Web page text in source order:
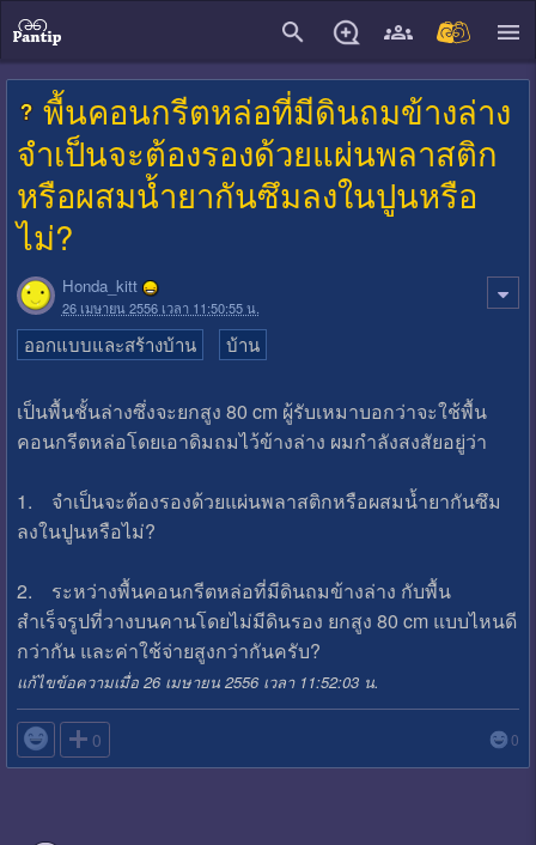
พื้นคอนกรีตหล่อที่มีดินถมข้างล่าง
จำเป็นจะต้องรองด้วยแผ่นพลาสติก
หรือผสมน้ำยากันซึมลงในปูนหรือ
ไม่?
Honda_kitt
26 เมษายน 2556 เวลา 11:50:55 น.
ออกแบบและสร้างบ้าน บ้าน
เป็นพื้นชั้นล่างซึ่งจะยกสูง 80 cm ผู้รับเหมาบอกว่าจะใช้พื้น
คอนกรีตหล่อโดยเอาดิมถมไว้ข้างล่าง ผมกำลังสงสัยอยู่ว่า
1. จำเป็นจะต้องรองด้วยแผ่นพลาสติกหรือผสมน้ำยากันซึม
ลงในปูนหรือไม่?
2. ระหว่างพื้นคอนกรีตหล่อที่มีดินถมข้างล่าง กับพื้น
สำเร็จรูปที่วางบนคานโดยไม่มีดินรอง ยกสูง 80 cm แบบไหนดี
กว่ากัน และค่าใช้จ่ายสูงกว่ากันครับ?
แก้ไขข้อความเมื่อ 26 เมษายน 2556 เวลา 11:52:03 น.
 0 0
close